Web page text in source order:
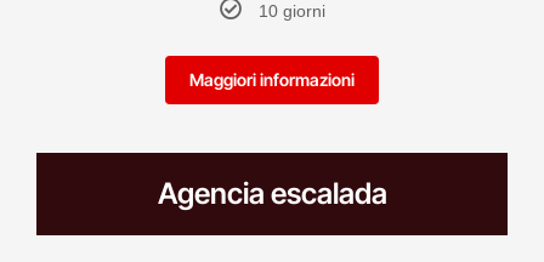
10 giorni
Maggiori informazioni
Agencia escalada